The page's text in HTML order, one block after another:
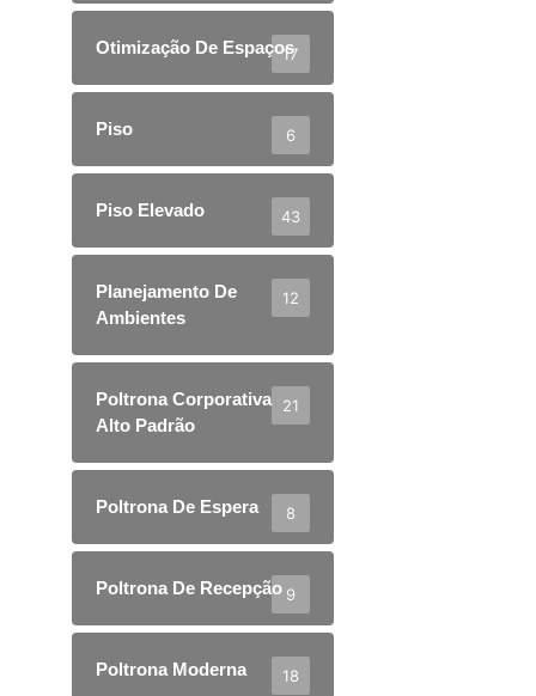
Otimização De Espaços
17
Piso 6
Piso Elevado 43
Planejamento De
Ambientes
12
Poltrona Corporativa
Alto Padrão
21
Poltrona De Espera 8
Poltrona De Recepção 9
Poltrona Moderna 18